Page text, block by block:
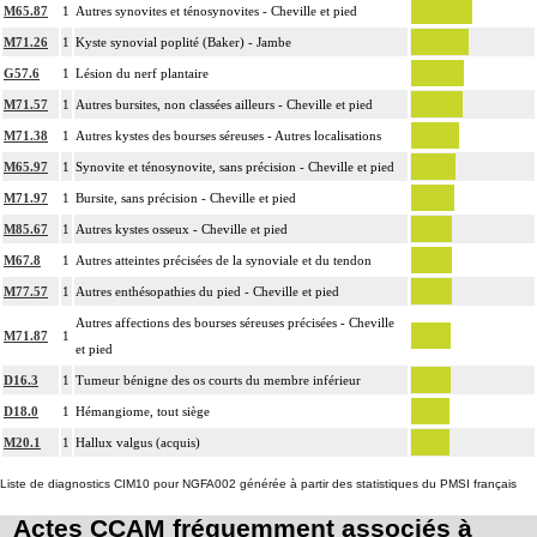
de butoir osseux.
L'arthroplastie inclut la réparation de l'appareil capsuloligamentaire par suture
ou plastie, la stabilisation de l'articulation [arthrorise] par matériel et/ou
14
L'évacuation de collection articulaire inclut le lavage de l'articulation, avec ou
14
La reconstruction osseuse ou articulaire par greffe, transplant ou matériau inerte
non prothétique inclut l'ostéosynthèse.
La réduction d'une luxation, par abord direct inclut la réparation de l'appareil
capsuloligamentaire de l'articulation par suture ou plastie, la stabilisation de
l'articulation [arthrorise] par matériel et/ou la contention par appareillage rigide
externe.
L'ostéotomie inclut l'ostéosynthèse et/ou la contention par appareillage externe.
L'ostéosynthèse d'une fracture inclut sa réduction simultanée et sa contention
par appareillage externe.
La réduction orthopédique extemporanée d'une luxation inclut la contention
[arthrorise] temporaire.
La réduction orthopédique extemporanée d'une fracture inclut la contention par
M65.87 1 Autres synovites et ténosynovites - Cheville et pied
M71.26 1 Kyste synovial poplité (Baker) - Jambe
G57.6 1 Lésion du nerf plantaire
M71.57 1 Autres bursites, non classées ailleurs - Cheville et pied
M71.38 1 Autres kystes des bourses séreuses - Autres localisations
M65.97 1 Synovite et ténosynovite, sans précision - Cheville et pied
M71.97 1 Bursite, sans précision - Cheville et pied
M85.67 1 Autres kystes osseux - Cheville et pied
M67.8 1 Autres atteintes précisées de la synoviale et du tendon
M77.57 1 Autres enthésopathies du pied - Cheville et pied
M71.87 1
Autres affections des bourses séreuses précisées - Cheville
et pied
D16.3 1 Tumeur bénigne des os courts du membre inférieur
D18.0 1 Hémangiome, tout siège
M20.1 1 Hallux valgus (acquis)
Liste de diagnostics CIM10 pour NGFA002 générée à partir des statistiques du PMSI français
Actes CCAM fréquemment associés à